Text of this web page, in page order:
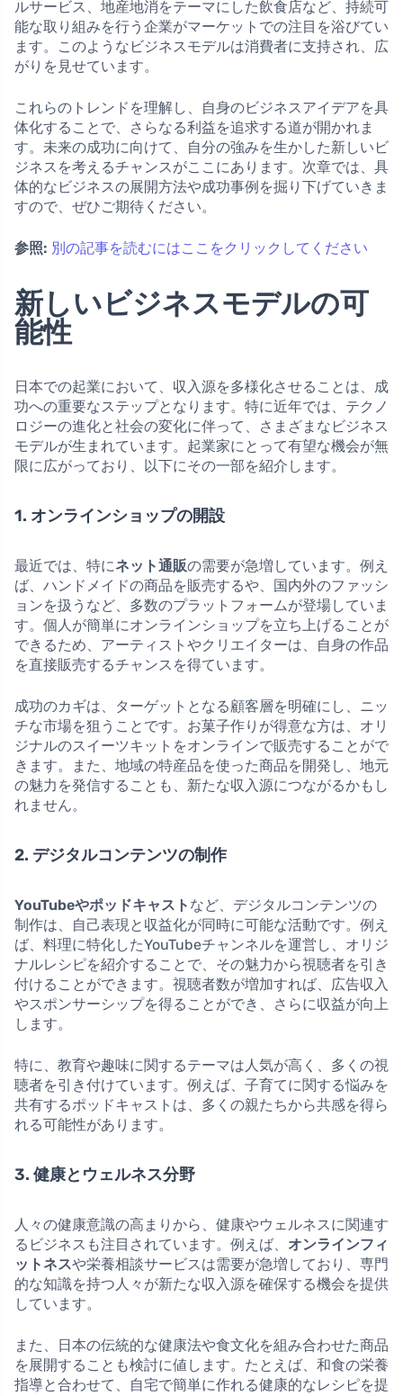
ルサービス、地産地消をテーマにした飲食店など、持続可
能な取り組みを行う企業がマーケットでの注目を浴びてい
ます。このようなビジネスモデルは消費者に支持され、広
がりを見せています。
これらのトレンドを理解し、自身のビジネスアイデアを具
体化することで、さらなる利益を追求する道が開かれま
す。未来の成功に向けて、自分の強みを生かした新しいビ
ジネスを考えるチャンスがここにあります。次章では、具
体的なビジネスの展開方法や成功事例を掘り下げていきま
すので、ぜひご期待ください。
参照: 別の記事を読むにはここをクリックしてください
新しいビジネスモデルの可
能性
日本での起業において、収入源を多様化させることは、成
功への重要なステップとなります。特に近年では、テクノ
ロジーの進化と社会の変化に伴って、さまざまなビジネス
モデルが生まれています。起業家にとって有望な機会が無
限に広がっており、以下にその一部を紹介します。
1. オンラインショップの開設
最近では、特にネット通販の需要が急増しています。例え
ば、ハンドメイドの商品を販売するや、国内外のファッシ
ョンを扱うなど、多数のプラットフォームが登場していま
す。個人が簡単にオンラインショップを立ち上げることが
できるため、アーティストやクリエイターは、自身の作品
を直接販売するチャンスを得ています。
成功のカギは、ターゲットとなる顧客層を明確にし、ニッ
チな市場を狙うことです。お菓子作りが得意な方は、オリ
ジナルのスイーツキットをオンラインで販売することがで
きます。また、地域の特産品を使った商品を開発し、地元
の魅力を発信することも、新たな収入源につながるかもし
れません。
2. デジタルコンテンツの制作
YouTubeやポッドキャスト など、デジタルコンテンツの
制作は、自己表現と収益化が同時に可能な活動です。例え
ば、料理に特化したYouTubeチャンネルを運営し、オリジ
ナルレシピを紹介することで、その魅力から視聴者を引き
付けることができます。視聴者数が増加すれば、広告収入
やスポンサーシップを得ることができ、さらに収益が向上
します。
特に、教育や趣味に関するテーマは人気が高く、多くの視
聴者を引き付けています。例えば、子育てに関する悩みを
共有するポッドキャストは、多くの親たちから共感を得ら
れる可能性があります。
3. 健康とウェルネス分野
人々の健康意識の高まりから、健康やウェルネスに関連す
るビジネスも注目されています。例えば、 オンラインフィ
ットネスや栄養相談サービスは需要が急増しており、専門
的な知識を持つ人々が新たな収入源を確保する機会を提供
しています。
また、日本の伝統的な健康法や食文化を組み合わせた商品
を展開することも検討に値します。たとえば、和食の栄養
指導と合わせて、自宅で簡単に作れる健康的なレシピを提